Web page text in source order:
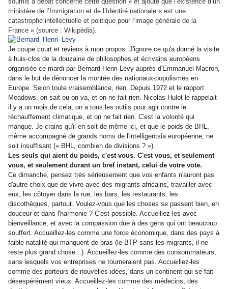
ministère de l’Immigration et de l’Identité nationale « est une
catastrophe intellectuelle et politique pour l’image générale de la
France » (source : Wikipédia).
Je coupe court et reviens à mon propos. J'ignore ce qu'a donné la visite
à huis-clos de la douzaine de philosophes et écrivains européens
organisée ce mardi par Bernard-Henri Levy auprès d'Emmanuel Macron,
dans le but de dénoncer la montée des nationaux-populismes en
Europe. Selon toute vraisemblance, rien. Depuis 1972 et le rapport
Meadows, on sait ou on va, et on ne fait rien. Nicolas Hulot le rappelait
il y a un mois de cela, on a tous les outils pour agir contre le
réchauffement climatique, et on ne fait rien. C'est la volonté qui
manque. Je crains qu'il en soit de même ici, et que le poids de BHL,
même accompagné de grands noms de l'intelligentsia européenne, ne
soit insuffisant (« BHL, combien de divisions ? »).
Les seuls qui aient du poids, c'est vous. C'est vous, et seulement
vous, et seulement durant un bref instant, celui de votre vote.
Ce dimanche, pensez très sérieusement que vos enfants n'auront pas
d'autre choix que de vivre avec des migrants africains, travailler avec
eux, les côtoyer dans la rue, les bars, les restaurants, les
discothèques, partout. Voulez-vous que les choses se passent bien, en
douceur et dans l'harmonie ? C'est possible. Accueillez-les avec
bienveillance, et avec la compassion due à des gens qui ont beaucoup
souffert. Accueillez-les comme une force économique, dans des pays à
faible natalité qui manquent de bras (le BTP sans les migrants, il ne
reste plus grand chose...). Accueillez-les comme des consommateurs,
sans lesquels vos entreprises ne tourneraient pas. Accueillez-les
comme des porteurs de nouvelles idées, dans un continent qui se fait
désespérément vieux. Accueillez-les comme des médecins, des